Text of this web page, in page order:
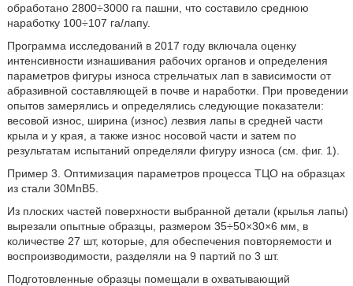
обработано 2800÷3000 га пашни, что составило среднюю
наработку 100÷107 га/лапу.
Программа исследований в 2017 году включала оценку
интенсивности изнашивания рабочих органов и определения
параметров фигуры износа стрельчатых лап в зависимости от
абразивной составляющей в почве и наработки. При проведении
опытов замерялись и определялись следующие показатели:
весовой износ, ширина (износ) лезвия лапы в средней части
крыла и у края, а также износ носовой части и затем по
результатам испытаний определяли фигуру износа (см. фиг. 1).
Пример 3. Оптимизация параметров процесса ТЦО на образцах
из стали 30MnB5.
Из плоских частей поверхности выбранной детали (крылья лапы)
вырезали опытные образцы, размером 35÷50×30×6 мм, в
количестве 27 шт, которые, для обеспечения повторяемости и
воспроизводимости, разделяли на 9 партий по 3 шт.
Подготовленные образцы помещали в охватывающий